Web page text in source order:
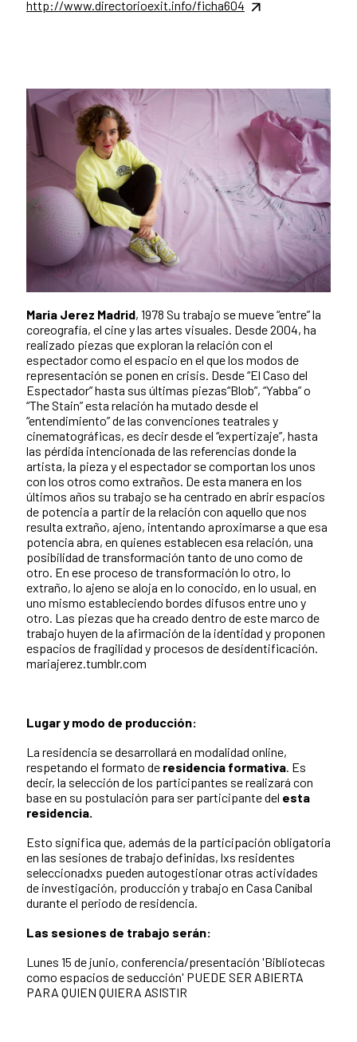
http://www.directorioexit.info/ficha604
Maria Jerez Madrid, 1978 Su trabajo se mueve “entre” la
coreografía, el cine y las artes visuales. Desde 2004, ha
realizado piezas que exploran la relación con el
espectador como el espacio en el que los modos de
representación se ponen en crisis. Desde “El Caso del
Espectador” hasta sus últimas piezas“Blob”, “Yabba” o
“The Stain” esta relación ha mutado desde el
“entendimiento” de las convenciones teatrales y
cinematográficas, es decir desde el “expertizaje”, hasta
las pérdida intencionada de las referencias donde la
artista, la pieza y el espectador se comportan los unos
con los otros como extraños. De esta manera en los
últimos años su trabajo se ha centrado en abrir espacios
de potencia a partir de la relación con aquello que nos
resulta extraño, ajeno, intentando aproximarse a que esa
potencia abra, en quienes establecen esa relación, una
posibilidad de transformación tanto de uno como de
otro. En ese proceso de transformación lo otro, lo
extraño, lo ajeno se aloja en lo conocido, en lo usual, en
uno mismo estableciendo bordes difusos entre uno y
otro. Las piezas que ha creado dentro de este marco de
trabajo huyen de la afirmación de la identidad y proponen
espacios de fragilidad y procesos de desidentificación.
mariajerez.tumblr.com
Lugar y modo de producción:
La residencia se desarrollará en modalidad online,
respetando el formato de residencia formativa. Es
decir, la selección de los participantes se realizará con
base en su postulación para ser participante del esta
residencia.
Esto significa que, además de la participación obligatoria
en las sesiones de trabajo definidas, lxs residentes
seleccionadxs pueden autogestionar otras actividades
de investigación, producción y trabajo en Casa Caníbal
durante el periodo de residencia.
Las sesiones de trabajo serán:
Lunes 15 de junio, conferencia/presentación 'Bibliotecas
como espacios de seducción' PUEDE SER ABIERTA
PARA QUIEN QUIERA ASISTIR